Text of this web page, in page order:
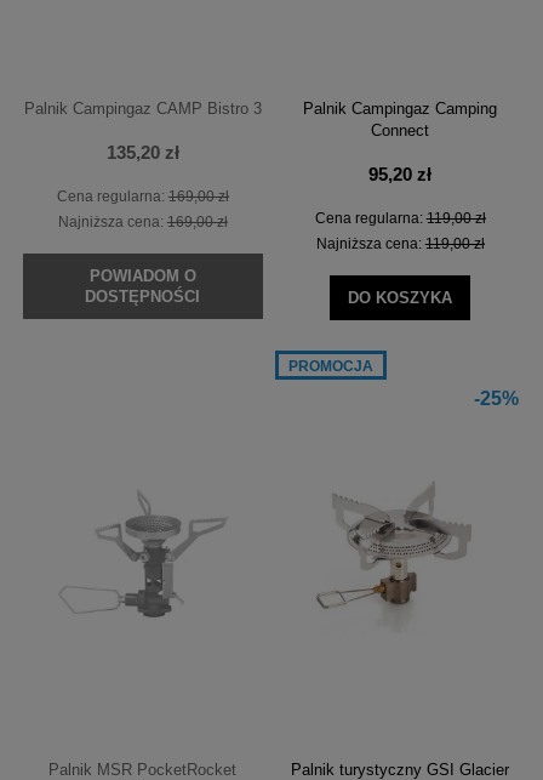
Palnik Campingaz CAMP Bistro 3
135,20 zł
Cena regularna: 169,00 zł
Najniższa cena: 169,00 zł
POWIADOM O
DOSTĘPNOŚCI
Palnik Campingaz Camping
Connect
95,20 zł
Cena regularna:119,00 zł
Najniższa cena:119,00 zł
DO KOSZYKA
Palnik MSR PocketRocket
-25%
Palnik turystyczny GSI Glacier
PROMOCJA